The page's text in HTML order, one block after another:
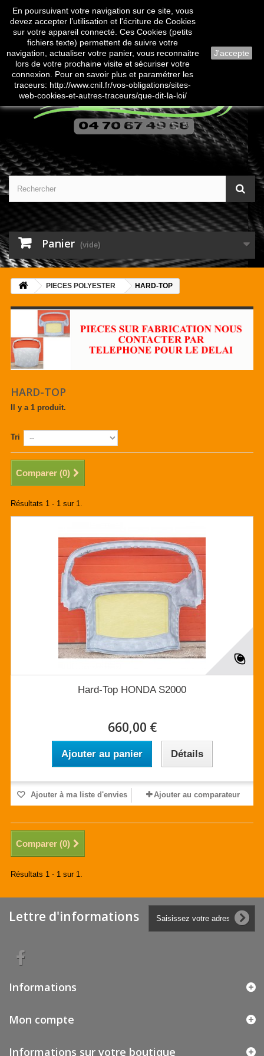
Contactez-nous
Panier (vide)
PIECES POLYESTER HARD-TOP
HARD-TOP
Il y a 1 produit.
Tri
Comparer (0)
Résultats 1 - 1 sur 1.
Hard-Top HONDA S2000
660,00 €
Ajouter au panier Détails
Ajouter à ma liste d'envies Ajouter au comparateur
Comparer (0)
Résultats 1 - 1 sur 1.
Lettre d'informations
Informations
Mon compte
Informations sur votre boutique
En poursuivant votre navigation sur ce site, vous
devez accepter l’utilisation et l'écriture de Cookies
sur votre appareil connecté. Ces Cookies (petits
fichiers texte) permettent de suivre votre
navigation, actualiser votre panier, vous reconnaitre
lors de votre prochaine visite et sécuriser votre
connexion. Pour en savoir plus et paramétrer les
traceurs: http://www.cnil.fr/vos-obligations/sites-
web-cookies-et-autres-traceurs/que-dit-la-loi/
J'accepte